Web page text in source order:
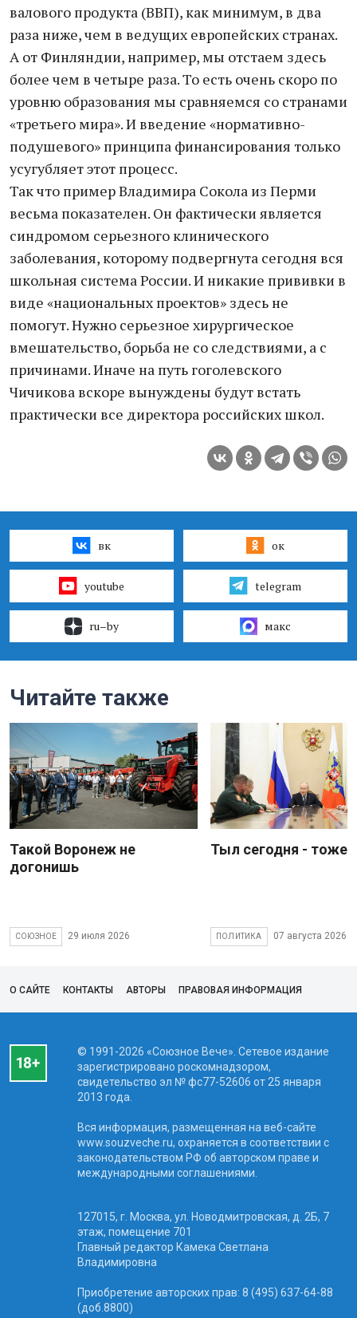
валового продукта (ВВП), как минимум, в два
раза ниже, чем в ведущих европейских странах.
А от Финляндии, например, мы отстаем здесь
более чем в четыре раза. То есть очень скоро по
уровню образования мы сравняемся со странами
«третьего мира». И введение «нормативно-
подушевого» принципа финансирования только
усугубляет этот процесс.
Так что пример Владимира Сокола из Перми
весьма показателен. Он фактически является
синдромом серьезного клинического
заболевания, которому подвергнута сегодня вся
школьная система России. И никакие прививки в
виде «национальных проектов» здесь не
помогут. Нужно серьезное хирургическое
вмешательство, борьба не со следствиями, а с
причинами. Иначе на путь гоголевского
Чичикова вскоре вынуждены будут встать
практически все директора российских школ.
вк ок
youtube telegram
ru–by макс
Читайте также
Такой Воронеж не
догонишь
СОЮЗНОЕ 29 июля 2026
Тыл сегодня - тоже
ПОЛИТИКА 07 августа 2026
О САЙТЕ КОНТАКТЫ АВТОРЫ ПРАВОВАЯ ИНФОРМАЦИЯ
© 1991-2026 «Союзное Вече». Сетевое издание
зарегистрировано роскомнадзором,
свидетельство эл № фc77-52606 от 25 января
2013 года.
Вся информация, размещенная на веб-сайте
www.souzveche.ru, охраняется в соответствии с
законодательством РФ об авторском праве и
международными соглашениями.
127015, г. Москва, ул. Новодмитровская, д. 2Б, 7
этаж, помещение 701
Главный редактор Камека Светлана
Владимировна
Приобретение авторских прав: 8 (495) 637-64-88
(доб.8800)